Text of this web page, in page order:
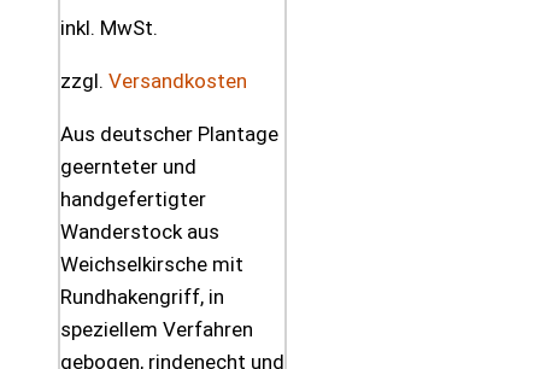
inkl. MwSt.
zzgl. Versandkosten
Aus deutscher Plantage
geernteter und
handgefertigter
Wanderstock aus
Weichselkirsche mit
Rundhakengriff, in
speziellem Verfahren
gebogen, rindenecht und